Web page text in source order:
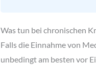
Was tun bei chronischen
Falls die Einnahme von
unbedingt am besten vor